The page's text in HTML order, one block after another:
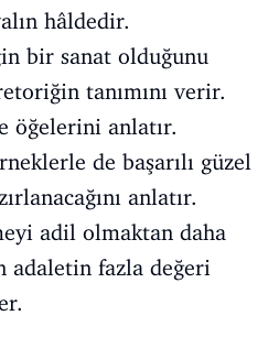
hâldedir.
bir sanat olduğunu
tanımını verir.
öğelerini anlatır.
de başarılı güzel
anlatır.
adil olmaktan daha
adaletin fazla değeri